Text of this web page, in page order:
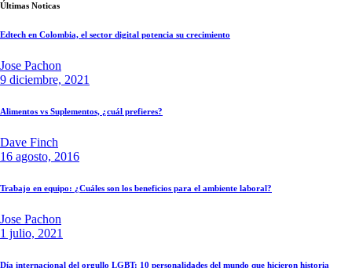
Últimas Noticas
Edtech en Colombia, el sector digital potencia su crecimiento
Jose Pachon
9 diciembre, 2021
Alimentos vs Suplementos, ¿cuál prefieres?
Dave Finch
16 agosto, 2016
Trabajo en equipo: ¿Cuáles son los beneficios para el ambiente laboral?
Jose Pachon
1 julio, 2021
Día internacional del orgullo LGBT: 10 personalidades del mundo que hicieron historia